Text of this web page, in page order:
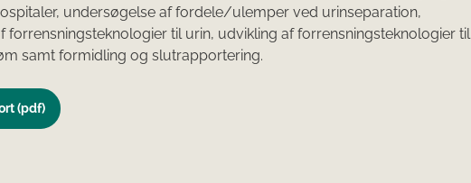
undersøgelse af fordele/ulemper ved urinseparation,
forrensningsteknologier til urin, udvikling af forrensningsteknologier til
samt formidling og slutrapportering.
(pdf)